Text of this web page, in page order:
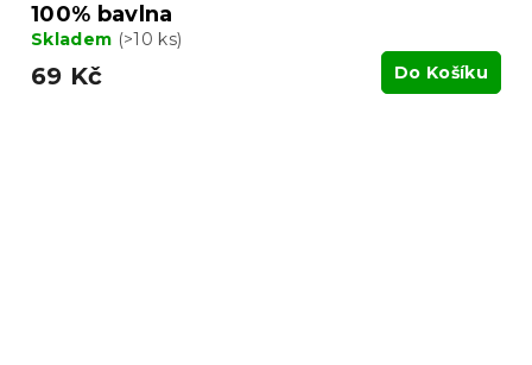
100% bavlna
Skladem (>10 ks)
69 Kč Do Košíku